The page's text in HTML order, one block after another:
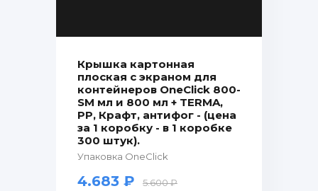
Крышка картонная
плоская с экраном для
контейнеров OneClick 800-
SM мл и 800 мл + TERMA,
PP, Крафт, антифог - (цена
за 1 коробку - в 1 коробке
300 штук).
Упаковка OneClick
4.683 ₽ 5.600 ₽